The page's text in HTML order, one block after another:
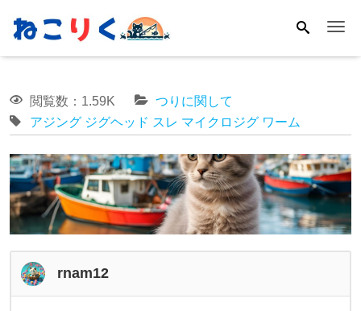
閲覧数：1.59K
つりに関して
アジング ジグヘッド スレ マイクロジグ ワーム
rnam12